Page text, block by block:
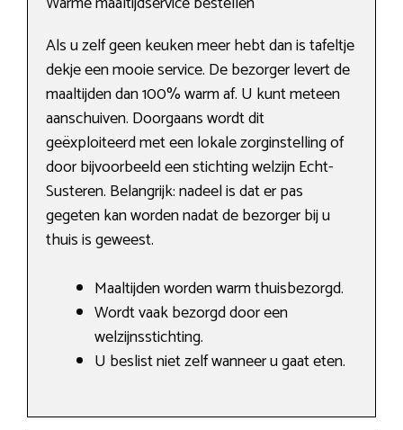
Als u zelf geen keuken meer hebt dan is tafeltje
dekje een mooie service. De bezorger levert de
maaltijden dan 100% warm af. U kunt meteen
aanschuiven. Doorgaans wordt dit
geëxploiteerd met een lokale zorginstelling of
door bijvoorbeeld een stichting welzijn Echt-
Susteren. Belangrijk: nadeel is dat er pas
gegeten kan worden nadat de bezorger bij u
thuis is geweest.
Maaltijden worden warm thuisbezorgd.
Wordt vaak bezorgd door een
welzijnsstichting.
U beslist niet zelf wanneer u gaat eten.